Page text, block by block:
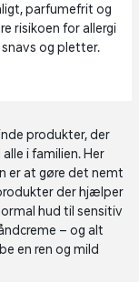
parfumefrit og
risikoen for allergi
og pletter.
produkter, der
i familien. Her
er at gøre det nemt
der hjælper
hud til sensitiv
– og alt
en ren og mild